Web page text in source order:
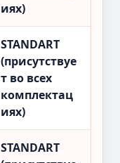
иях)
STANDART
(присутствуе
т во всех
комплектац
иях)
STANDART